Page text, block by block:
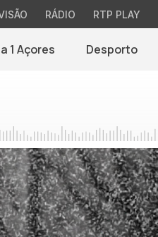
RÁDIO RTP PLAY
1 Açores Desporto